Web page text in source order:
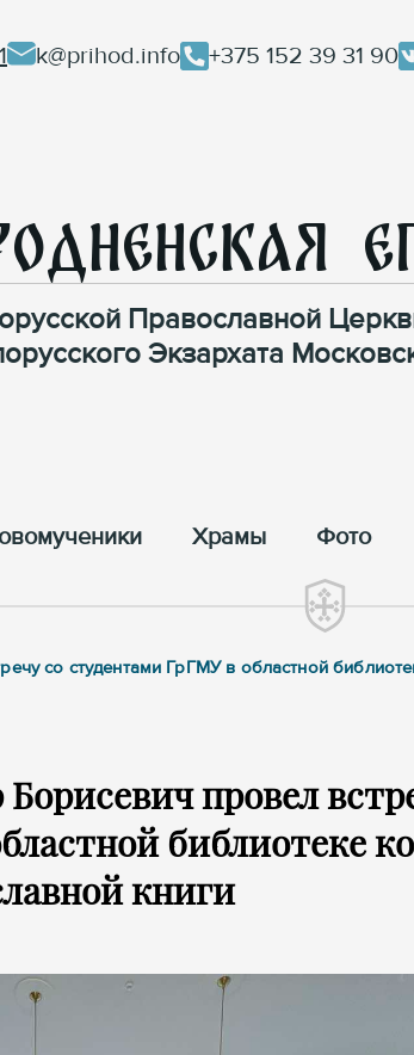
k@prihod.info +375 152 39 31 90
Православной
Экзархата
Храмы Фото
со студентами ГрГМУ в областной
провел
библиотеке
книги